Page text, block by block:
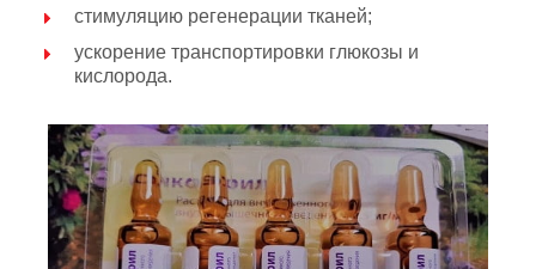
стимуляцию регенерации тканей;
ускорение транспортировки глюкозы и
кислорода.